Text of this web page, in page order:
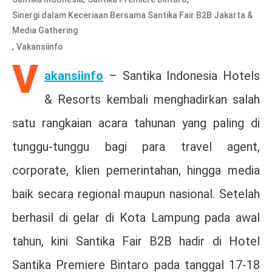
Sinergi dalam Keceriaan Bersama Santika Fair B2B Jakarta &
Media Gathering
, Vakansiinfo
V akansiinfo – Santika Indonesia Hotels
& Resorts kembali menghadirkan salah
satu rangkaian acara tahunan yang paling di
tunggu-tunggu bagi para travel agent,
corporate, klien pemerintahan, hingga media
baik secara regional maupun nasional. Setelah
berhasil di gelar di Kota Lampung pada awal
tahun, kini Santika Fair B2B hadir di Hotel
Santika Premiere Bintaro pada tanggal 17-18